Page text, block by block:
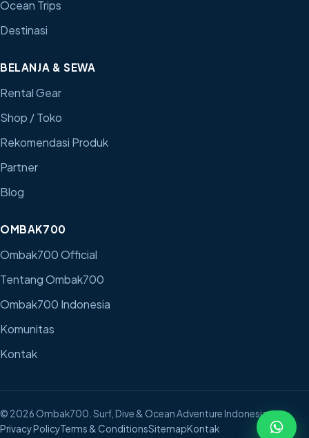
Ocean Trips
Destinasi
BELANJA & SEWA
Rental Gear
Shop / Toko
Rekomendasi Produk
Partner
Blog
OMBAK700
Ombak700 Official
Tentang Ombak700
Ombak700 Indonesia
Komunitas
Kontak
© 2026 Ombak700. Surf, Dive & Ocean Adventure Indonesia.
Privacy PolicyTerms & ConditionsSitemapKontak